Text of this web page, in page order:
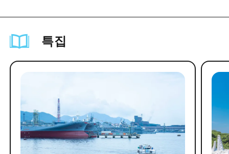
특집